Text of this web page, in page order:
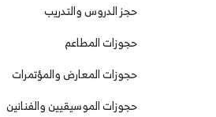
حجز الدروس والتدريب
حجوزات المطاعم
حجوزات المعارض والمؤتمرات
حجوزات الموسيقيين والفنانين